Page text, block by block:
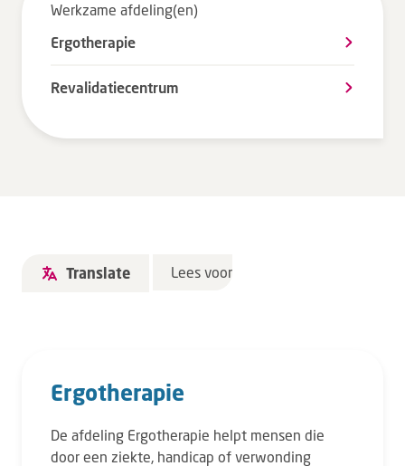
Verwijzers
Werkzame afdeling(en)
Ergotherapie
Revalidatiecentrum
Translate Lees voor
Ergotherapie
De afdeling Ergotherapie helpt mensen die
door een ziekte, handicap of verwonding